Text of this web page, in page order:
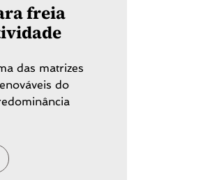
freia
das matrizes
do